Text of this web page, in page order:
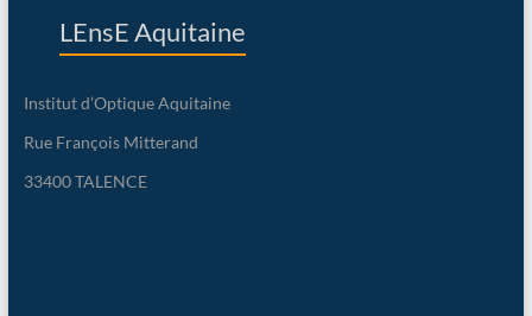
LEnsE Aquitaine
Institut d’Optique Aquitaine
Rue François Mitterand
33400 TALENCE